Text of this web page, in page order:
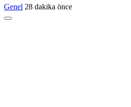
Genel 28 dakika önce